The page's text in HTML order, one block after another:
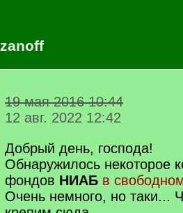
19 мая 2016 10:44
12 авг. 2022 12:42
Добрый день, господа!
Обнаружилось некоторое
фондов НИАБ в
Очень немного, но таки...